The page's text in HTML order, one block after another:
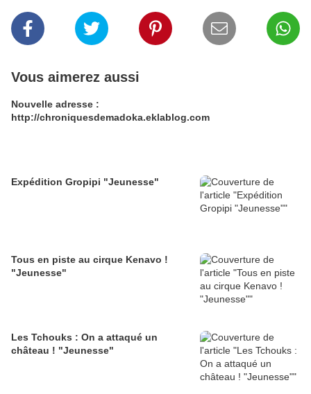
Vous aimerez aussi
Nouvelle adresse :
http://chroniquesdemadoka.eklablog.com
Expédition Gropipi "Jeunesse"
Tous en piste au cirque Kenavo !
"Jeunesse"
Les Tchouks : On a attaqué un
château ! "Jeunesse"